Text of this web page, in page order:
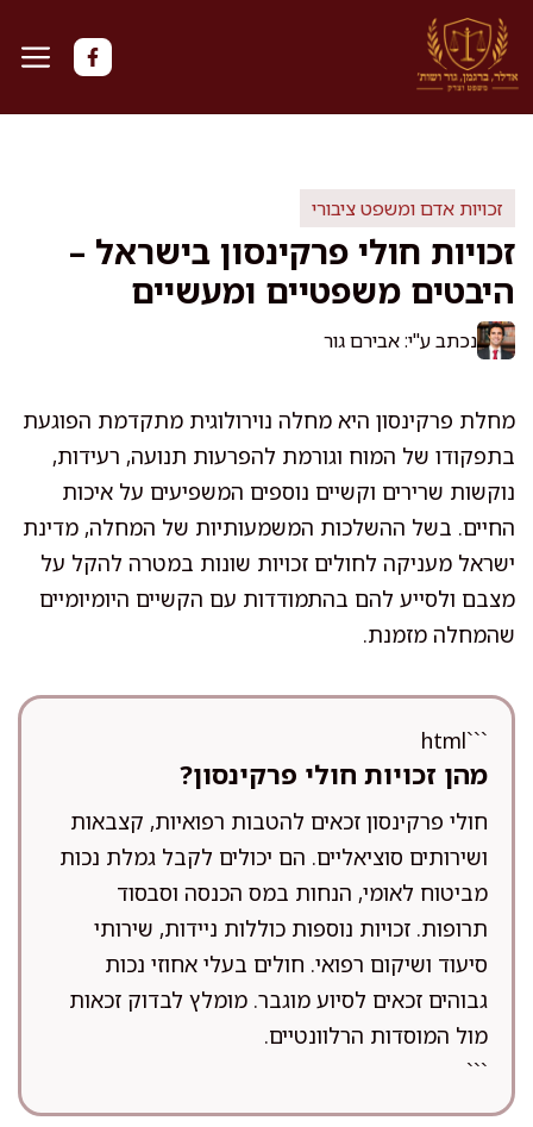
לדלג
לתוכן
זכויות אדם ומשפט ציבורי
זכויות חולי פרקינסון בישראל –
היבטים משפטיים ומעשיים
נכתב ע"י: אבירם גור
מחלת פרקינסון היא מחלה נוירולוגית מתקדמת הפוגעת
בתפקודו של המוח וגורמת להפרעות תנועה, רעידות,
נוקשות שרירים וקשיים נוספים המשפיעים על איכות
החיים. בשל ההשלכות המשמעותיות של המחלה, מדינת
ישראל מעניקה לחולים זכויות שונות במטרה להקל על
מצבם ולסייע להם בהתמודדות עם הקשיים היומיומיים
שהמחלה מזמנת.
```html
מהן זכויות חולי פרקינסון?
חולי פרקינסון זכאים להטבות רפואיות, קצבאות
ושירותים סוציאליים. הם יכולים לקבל גמלת נכות
מביטוח לאומי, הנחות במס הכנסה וסבסוד
תרופות. זכויות נוספות כוללות ניידות, שירותי
סיעוד ושיקום רפואי. חולים בעלי אחוזי נכות
גבוהים זכאים לסיוע מוגבר. מומלץ לבדוק זכאות
מול המוסדות הרלוונטיים.
```